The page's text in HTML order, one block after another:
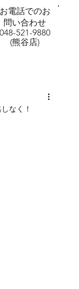
お電話でのお
問い合わせ
048-521-9880
(熊谷店)
なく！